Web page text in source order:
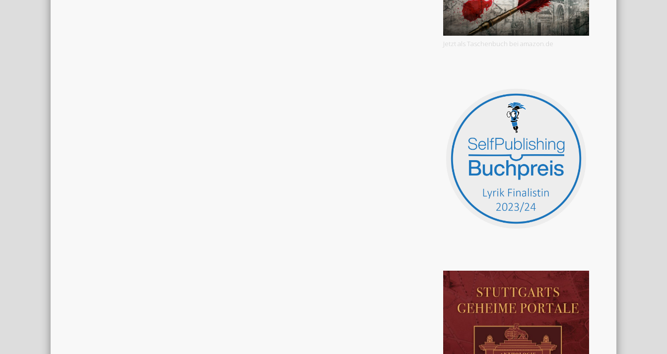
Jetzt als Taschenbuch bei amazon.de